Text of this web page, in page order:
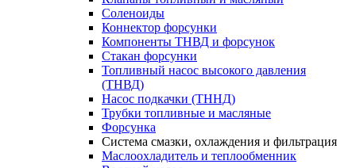
Соленоиды
Коннектор форсунки
Компоненты ТНВД и форсунок
Стакан форсунки
Топливный насос высокого давления
(ТНВД)
Насос подкачки (ТННД)
Трубки топливные и масляные
Форсунка
Система смазки, охлаждения и фильтрация
Маслоохладитель и теплообменник